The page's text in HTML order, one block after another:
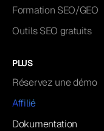
Formation SEO/GEO
Outils SEO gratuits
PLUS
Réservez une démo
Affilié
Dokumentation